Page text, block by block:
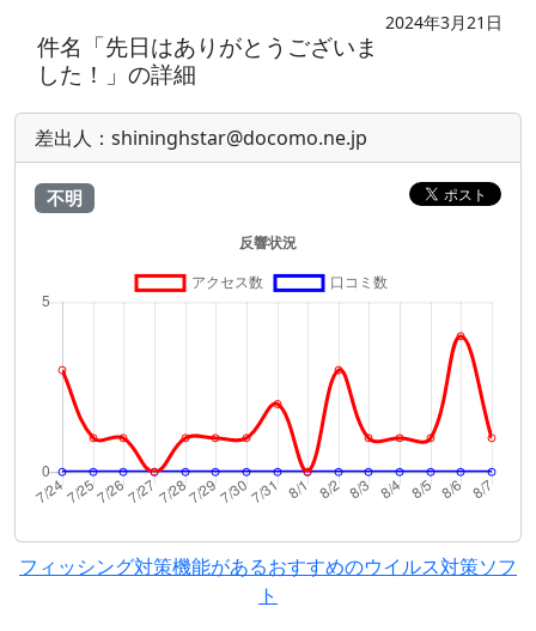
件名「先日はありがとうございま
した！」の詳細
2024年3月21日
差出人：shininghstar@docomo.ne.jp
不明
フィッシング対策機能があるおすすめのウイルス対策ソフ
ト